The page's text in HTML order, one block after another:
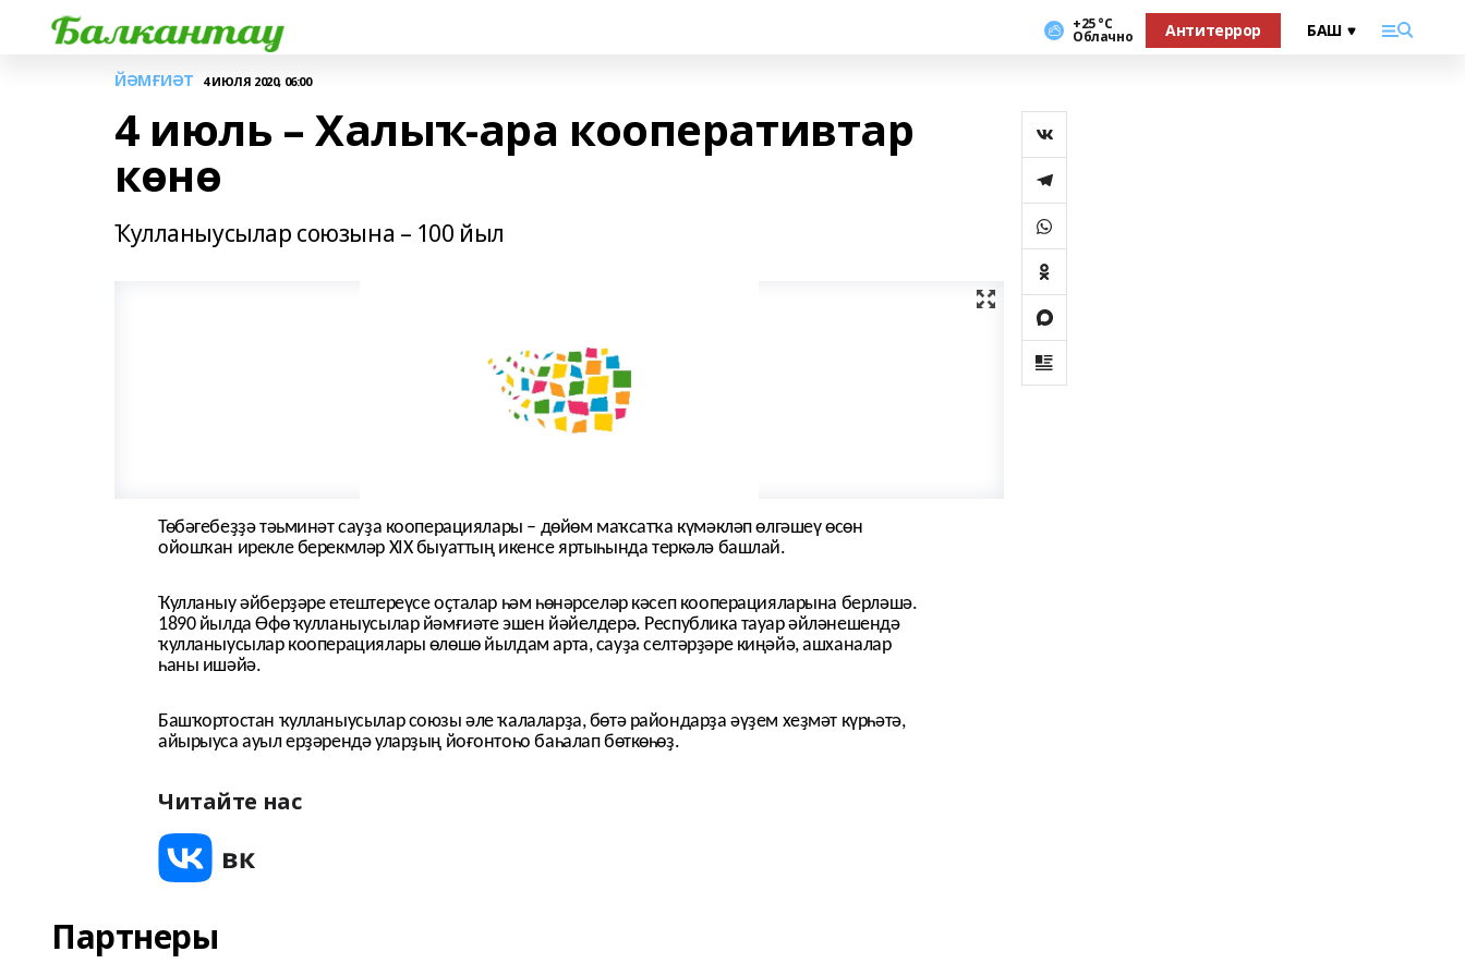
+25 °С
Облачно Антитеррор
ЙӘМҒИӘТ 4 ИЮЛЯ 2020, 06:00
4 июль – Халыҡ-ара кооперативтар
көнө
Ҡулланыусылар союзына – 100 йыл
Төбәгебеҙҙә тәьминәт сауҙа кооперациялары – дөйөм маҡсатҡа күмәкләп өлгәшеү өсөн
ойошҡан ирекле берекмләр XIXбыуаттың икенсе яртыһында теркәлә башлай.
Ҡулланыу әйберҙәре етештереүсе оҫталар һәм һөнәрселәр кәсеп кооперацияларына берләшә.
1890 йылда Өфө ҡулланыусылар йәмғиәте эшен йәйелдерә. Республика тауар әйләнешендә
ҡулланыусылар кооперациялары өлөшө йылдам арта, сауҙа селтәрҙәре киңәйә, ашханалар
һаны ишәйә.
Башҡортостан ҡулланыусылар союзы әле ҡалаларҙа, бөтә райондарҙа әүҙем хеҙмәт күрһәтә,
айырыуса ауыл ерҙәрендә уларҙың йоғонтоһо баһалап бөткөһөҙ.
Читайте нас
Партнеры